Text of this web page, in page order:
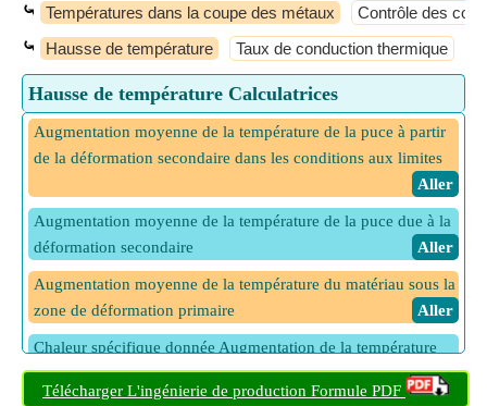
⤿ Températures dans la coupe des métaux Contrôle des
⤿ Hausse de température Taux de conduction thermique
Hausse de température Calculatrices
Augmentation moyenne de la température de la puce à partir
de la déformation secondaire dans les conditions aux limites
​ Aller
Augmentation moyenne de la température de la puce due à la
déformation secondaire
​ Aller
Augmentation moyenne de la température du matériau sous la
zone de déformation primaire
​ Aller
Chaleur spécifique donnée Augmentation de la température
moyenne du matériau sous la zone de cisaillement primaire
​ Aller
Télécharger L'ingénierie de production Formule PDF